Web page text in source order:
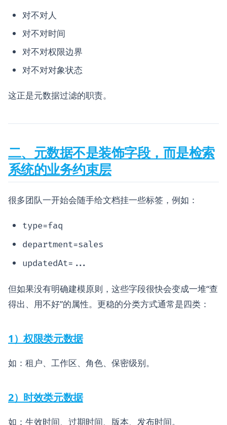
对不对人
对不对时间
对不对权限边界
对不对对象状态
这正是元数据过滤的职责。
二、元数据不是装饰字段，而是检索
系统的业务约束层
很多团队一开始会随手给文档挂一些标签，例如：
type=faq
department=sales
updatedAt=...
但如果没有明确建模原则，这些字段很快会变成一堆“查
得出、用不好”的属性。更稳的分类方式通常是四类：
1）权限类元数据
如：租户、工作区、角色、保密级别。
2）时效类元数据
如：生效时间、过期时间、版本、发布时间。